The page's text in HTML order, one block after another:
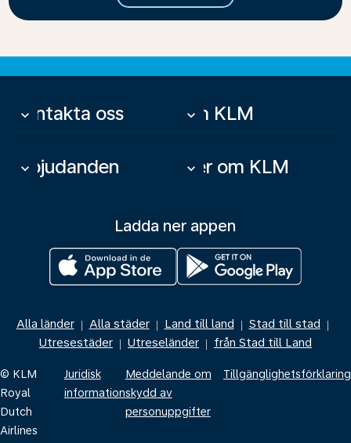
Kontakta oss
keyboard_arrow_down Om KLM
keyboard_arrow_down
Erbjudanden
keyboard_arrow_down Mer om KLM
keyboard_arrow_down
Ladda ner appen
Alla länder | Alla städer | Land till land | Stad till stad |
Utresestäder | Utreseländer | från Stad till Land
© KLM
Royal
Dutch
Airlines
Juridisk
information
Meddelande om
skydd av
personuppgifter
Tillgänglighetsförklaring